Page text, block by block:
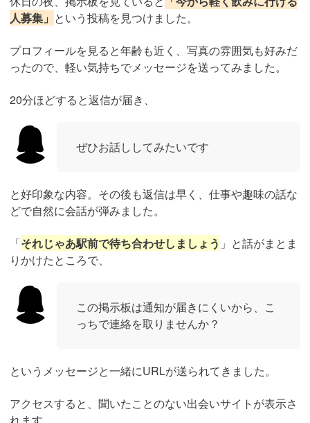
人募集」 という投稿を見つけました。
プロフィールを見ると年齢も近く、写真の雰囲気も好みだ
ったので、軽い気持ちでメッセージを送ってみました。
20分ほどすると返信が届き、
ぜひお話ししてみたいです
と好印象な内容。その後も返信は早く、仕事や趣味の話な
どで自然に会話が弾みました。
「それじゃあ駅前で待ち合わせしましょう 」と話がまとま
りかけたところで、
この掲示板は通知が届きにくいから、こ
っちで連絡を取りませんか？
というメッセージと一緒にURLが送られてきました。
アクセスすると、聞いたことのない出会いサイトが表示さ
れます。